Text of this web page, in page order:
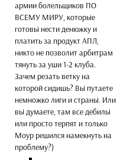
армии болельщиков ПО
ВСЕМУ МИРУ, которьіе
готовьі нести денюжку и
платить за продукт АПЛ,
никто не позволит арбитрам
тянуть за уши 1-2 клуба.
Зачем резать ветку на
которой сидишь? Вьі путаете
немножко лиги и страньі. Или
вьі думаете, там все дебильі
или просто терпят и только
Моур решился намекнуть на
проблему?)